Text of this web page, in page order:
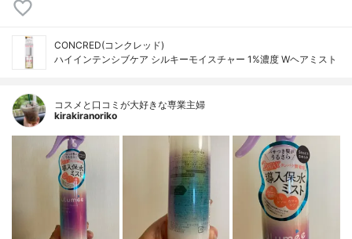
CONCRED(コンクレッド)
ハイインテンシブケア シルキーモイスチャー 1%濃度 Wヘアミスト
コスメと口コミが大好きな専業主婦
kirakiranoriko